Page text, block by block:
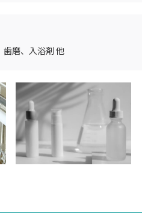
磨、入浴剤 他